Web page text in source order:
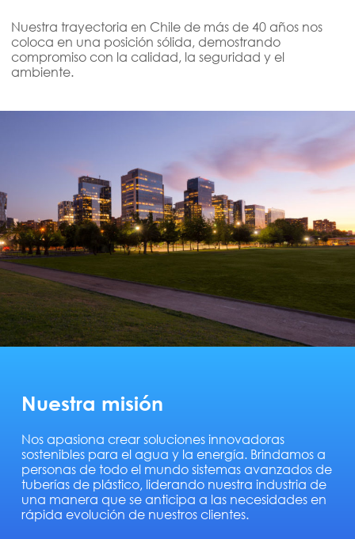
Nuestra trayectoria en Chile de más de 40 años nos
coloca en una posición sólida, demostrando
compromiso con la calidad, la seguridad y el
ambiente.
Nuestra misión
Nos apasiona crear soluciones innovadoras
sostenibles para el agua y la energía. Brindamos a
personas de todo el mundo sistemas avanzados de
tuberías de plástico, liderando nuestra industria de
una manera que se anticipa a las necesidades en
rápida evolución de nuestros clientes.